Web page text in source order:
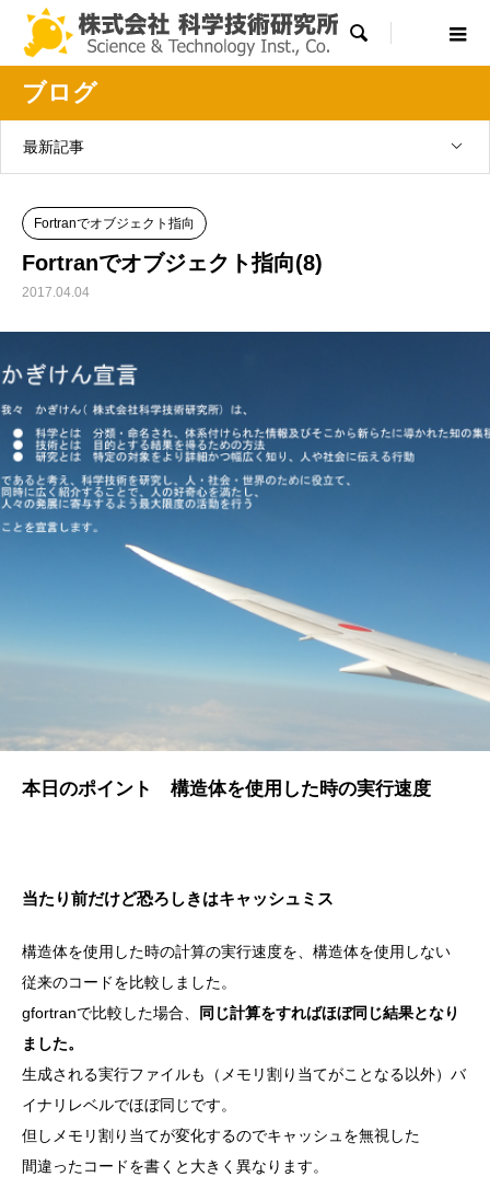

ブログ
最新記事
Fortranでオブジェクト指向
Fortranでオブジェクト指向(8)
2017.04.04
本日のポイント 構造体を使用した時の実行速度
当たり前だけど恐ろしきはキャッシュミス
構造体を使用した時の計算の実行速度を、構造体を使用しない
従来のコードを比較しました。
gfortranで比較した場合、
同じ計算をすればほぼ同じ結果となり
ました。
生成される実行ファイルも（メモリ割り当てがことなる以外）バ
イナリレベルでほぼ同じです。
但しメモリ割り当てが変化するのでキャッシュを無視した
間違ったコードを書くと大きく異なります。